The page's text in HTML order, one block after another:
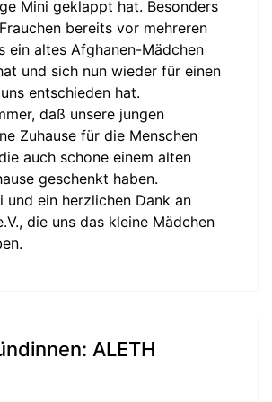
Mini geklappt hat. Besonders
bereits vor mehreren
ein altes Afghanen-Mädchen
und sich nun wieder für einen
entschieden hat.
daß unsere jungen
Zuhause für die Menschen
auch schone einem alten
geschenkt haben.
und ein herzlichen Dank an
die uns das kleine Mädchen
ALETH